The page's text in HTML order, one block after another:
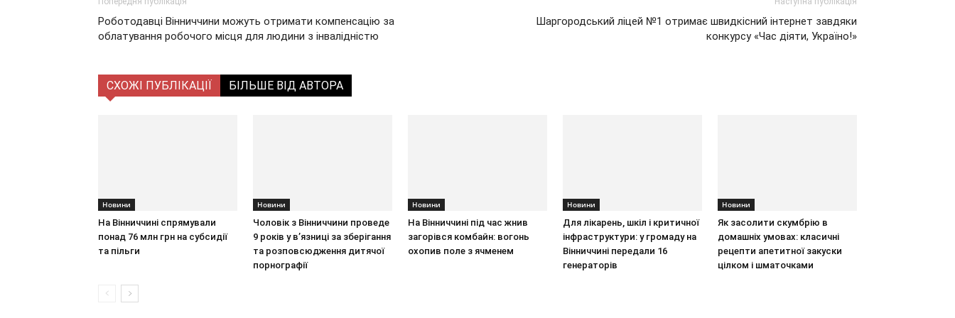
Роботодавці Вінниччини можуть отримати компенсацію за
облатування робочого місця для людини з інвалідністю
Шаргородський ліцей №1 отримає швидкісний інтернет завдяки
конкурсу «Час діяти, Україно!»
СХОЖІ ПУБЛІКАЦІЇ БІЛЬШЕ ВІД АВТОРА
Новини
На Вінниччині спрямували
понад 76 млн грн на субсидії
та пільги
Новини
Чоловік з Вінниччини проведе
9 років у в’язниці за зберігання
та розповсюдження дитячої
порнографії
Новини
На Вінниччині під час жнив
загорівся комбайн: вогонь
охопив поле з ячменем
Новини
Для лікарень, шкіл і критичної
інфраструктури: у громаду на
Вінниччині передали 16
генераторів
Новини
Як засолити скумбрію в
домашніх умовах: класичні
рецепти апетитної закуски
цілком і шматочками